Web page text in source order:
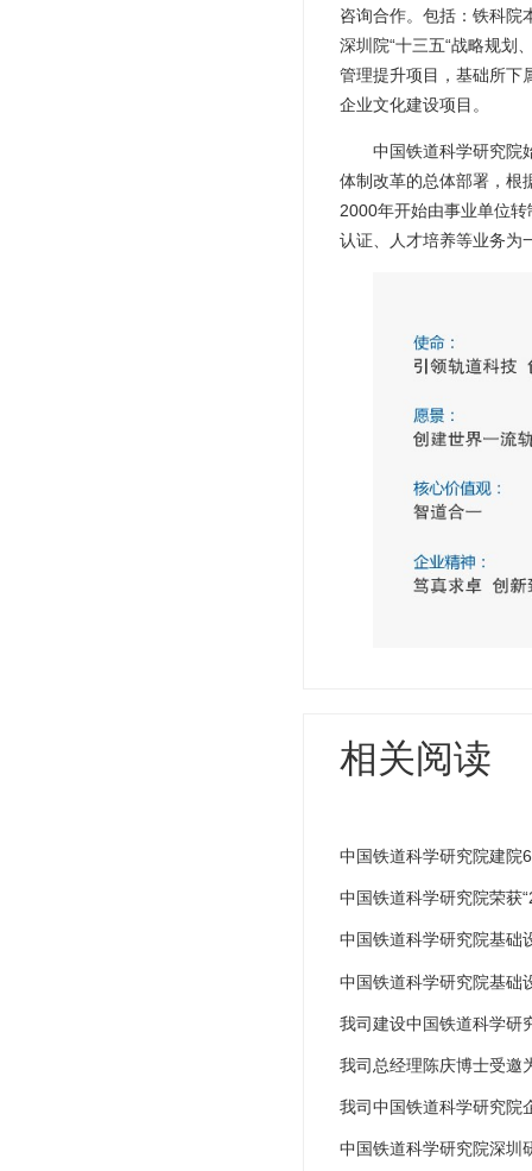
咨询合作。包括：铁科院
深圳院“十三五“战略规划
管理提升项目，基础所下
企业文化建设项目。
中国铁道科学研究院
体制改革的总体部署，根
2000年开始由事业单位
认证、人才培养等业务为
相关阅读
中国铁道科学研究院建院
中国铁道科学研究院荣获
中国铁道科学研究院基础
中国铁道科学研究院基础
我司建设中国铁道科学研
我司总经理陈庆博士受邀